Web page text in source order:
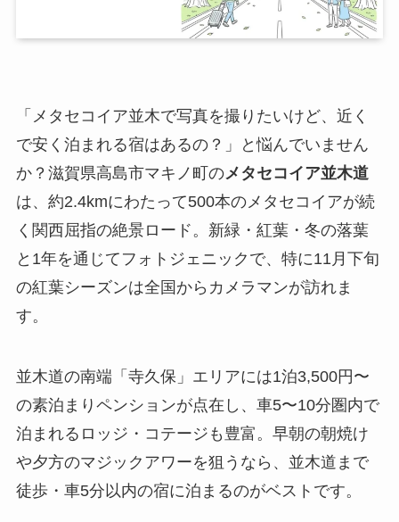
「メタセコイア並木で写真を撮りたいけど、近く
で安く泊まれる宿はあるの？」と悩んでいません
か？滋賀県高島市マキノ町のメタセコイア並木道
は、約2.4kmにわたって500本のメタセコイアが続
く関西屈指の絶景ロード。新緑・紅葉・冬の落葉
と1年を通じてフォトジェニックで、特に11月下旬
の紅葉シーズンは全国からカメラマンが訪れま
す。
並木道の南端「寺久保」エリアには1泊3,500円〜
の素泊まりペンションが点在し、車5〜10分圏内で
泊まれるロッジ・コテージも豊富。早朝の朝焼け
や夕方のマジックアワーを狙うなら、並木道まで
徒歩・車5分以内の宿に泊まるのがベストです。